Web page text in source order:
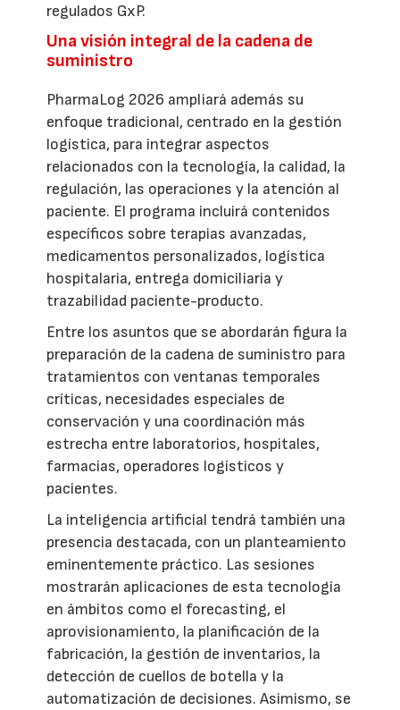
regulados GxP.
Una visión integral de la cadena de
suministro
PharmaLog 2026 ampliará además su
enfoque tradicional, centrado en la gestión
logística, para integrar aspectos
relacionados con la tecnología, la calidad, la
regulación, las operaciones y la atención al
paciente. El programa incluirá contenidos
específicos sobre terapias avanzadas,
medicamentos personalizados, logística
hospitalaria, entrega domiciliaria y
trazabilidad paciente-producto.
Entre los asuntos que se abordarán figura la
preparación de la cadena de suministro para
tratamientos con ventanas temporales
críticas, necesidades especiales de
conservación y una coordinación más
estrecha entre laboratorios, hospitales,
farmacias, operadores logísticos y
pacientes.
La inteligencia artificial tendrá también una
presencia destacada, con un planteamiento
eminentemente práctico. Las sesiones
mostrarán aplicaciones de esta tecnología
en ámbitos como el forecasting, el
aprovisionamiento, la planificación de la
fabricación, la gestión de inventarios, la
detección de cuellos de botella y la
automatización de decisiones. Asimismo, se